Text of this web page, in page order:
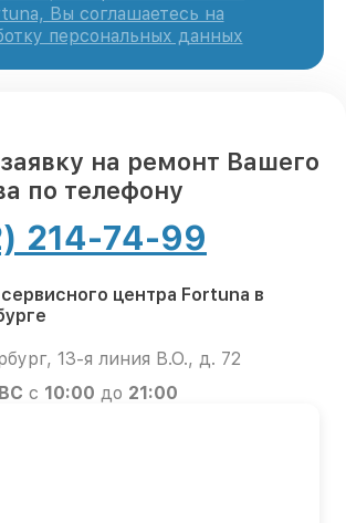
Вы соглашаетесь на
персональных данных
на ремонт Вашего
по телефону
214-74-99
центра Fortuna в
13-я линия В.О., д. 72
с 10:00 до 21:00